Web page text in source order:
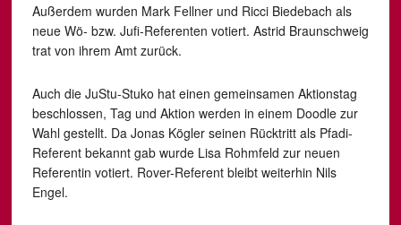
Außerdem wurden Mark Fellner und Ricci Biedebach als
neue Wö- bzw. Jufi-Referenten votiert. Astrid Braunschweig
trat von ihrem Amt zurück.
Auch die JuStu-Stuko hat einen gemeinsamen Aktionstag
beschlossen, Tag und Aktion werden in einem Doodle zur
Wahl gestellt. Da Jonas Kögler seinen Rücktritt als Pfadi-
Referent bekannt gab wurde Lisa Rohmfeld zur neuen
Referentin votiert. Rover-Referent bleibt weiterhin Nils
Engel.